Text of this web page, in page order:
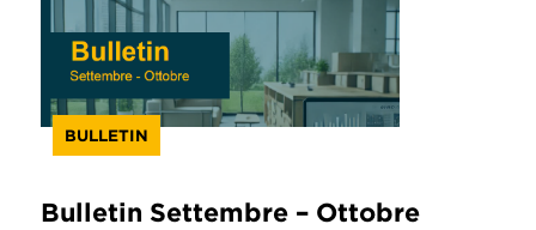
BULLETIN
Bulletin Settembre – Ottobre